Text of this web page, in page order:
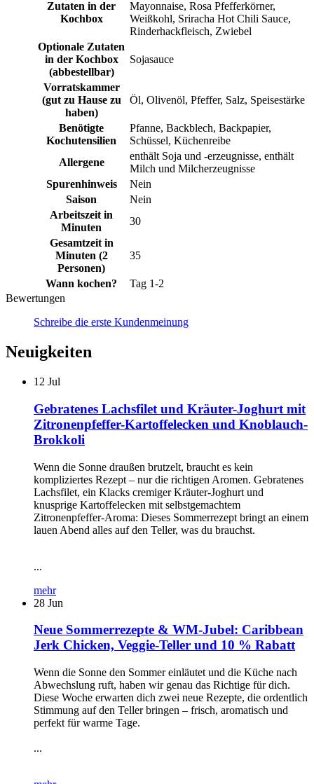
Zutaten in der
Kochbox
Mayonnaise, Rosa Pfefferkörner,
Weißkohl, Sriracha Hot Chili Sauce,
Rinderhackfleisch, Zwiebel
Optionale Zutaten
in der Kochbox
(abbestellbar)
Sojasauce
Vorratskammer
(gut zu Hause zu
haben)
Öl, Olivenöl, Pfeffer, Salz, Speisestärke
Benötigte
Kochutensilien
Pfanne, Backblech, Backpapier,
Schüssel, Küchenreibe
Allergene
enthält Soja und -erzeugnisse, enthält
Milch und Milcherzeugnisse
Spurenhinweis
Nein
Saison
Nein
Arbeitszeit in
Minuten
30
Gesamtzeit in
Minuten (2
Personen)
35
Wann kochen?
Tag 1-2
Bewertungen
Schreibe die erste Kundenmeinung
Neuigkeiten
12 Jul
Gebratenes Lachsfilet und Kräuter-Joghurt mit
Zitronenpfeffer-Kartoffelecken und Knoblauch-
Brokkoli
Wenn die Sonne draußen brutzelt, braucht es kein
kompliziertes Rezept – nur die richtigen Aromen. Gebratenes
Lachsfilet, ein Klacks cremiger Kräuter-Joghurt und
knusprige Kartoffelecken mit selbstgemachtem
Zitronenpfeffer-Aroma: Dieses Sommerrezept bringt an einem
lauen Abend alles auf den Teller, was du brauchst.
...
mehr
28 Jun
Neue Sommerrezepte & WM-Jubel: Caribbean
Jerk Chicken, Veggie-Teller und 10 % Rabatt
Wenn die Sonne den Sommer einläutet und die Küche nach
Abwechslung ruft, haben wir genau das Richtige für dich.
Diese Woche erwarten dich zwei neue Rezepte, die ordentlich
Stimmung auf den Teller bringen – frisch, aromatisch und
perfekt für warme Tage.
...